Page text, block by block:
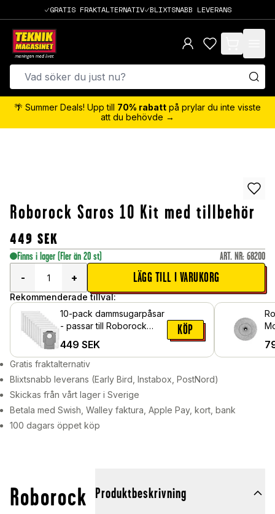
GRATIS FRAKTALTERNATIV BLIXTSNABB LEVERANS
items in cart,
🌴 Summer Deals! Upp till 70% rabatt på prylar du inte visste
att du behövde →
Roborock Saros 10 Kit med tillbehör
449 SEK
Finns i lager (Fler än 20 st) ART. NR: 68200
-
+ LÄGG TILL I VARUKORG
Rekommenderade tillval:
10-pack dammsugarpåsar
- passar till Roborock
449 SEK
KÖP
Gratis fraktalternativ
Blixtsnabb leverans (Early Bird, Instabox, PostNord)
Skickas från vårt lager i Sverige
Betala med Swish, Walley faktura, Apple Pay, kort, bank
100 dagars öppet köp
Roborock
Produktbeskrivning